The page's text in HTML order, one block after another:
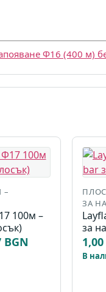
Ф16 (400 м)
–
100м –
BGN
ЗА
за
В